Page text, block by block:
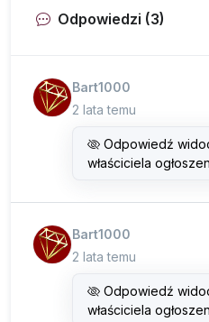
Odpowiedzi (3)
Bart1000
2 lata temu
Odpowiedź
właściciela
Bart1000
2 lata temu
Odpowiedź
właściciela